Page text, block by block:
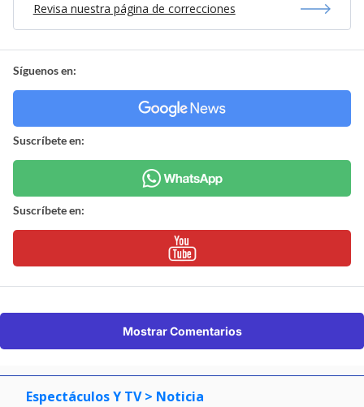
Revisa nuestra página de correcciones
Síguenos en:
Suscríbete en:
Suscríbete en:
Mostrar Comentarios
Espectáculos Y TV > Noticia